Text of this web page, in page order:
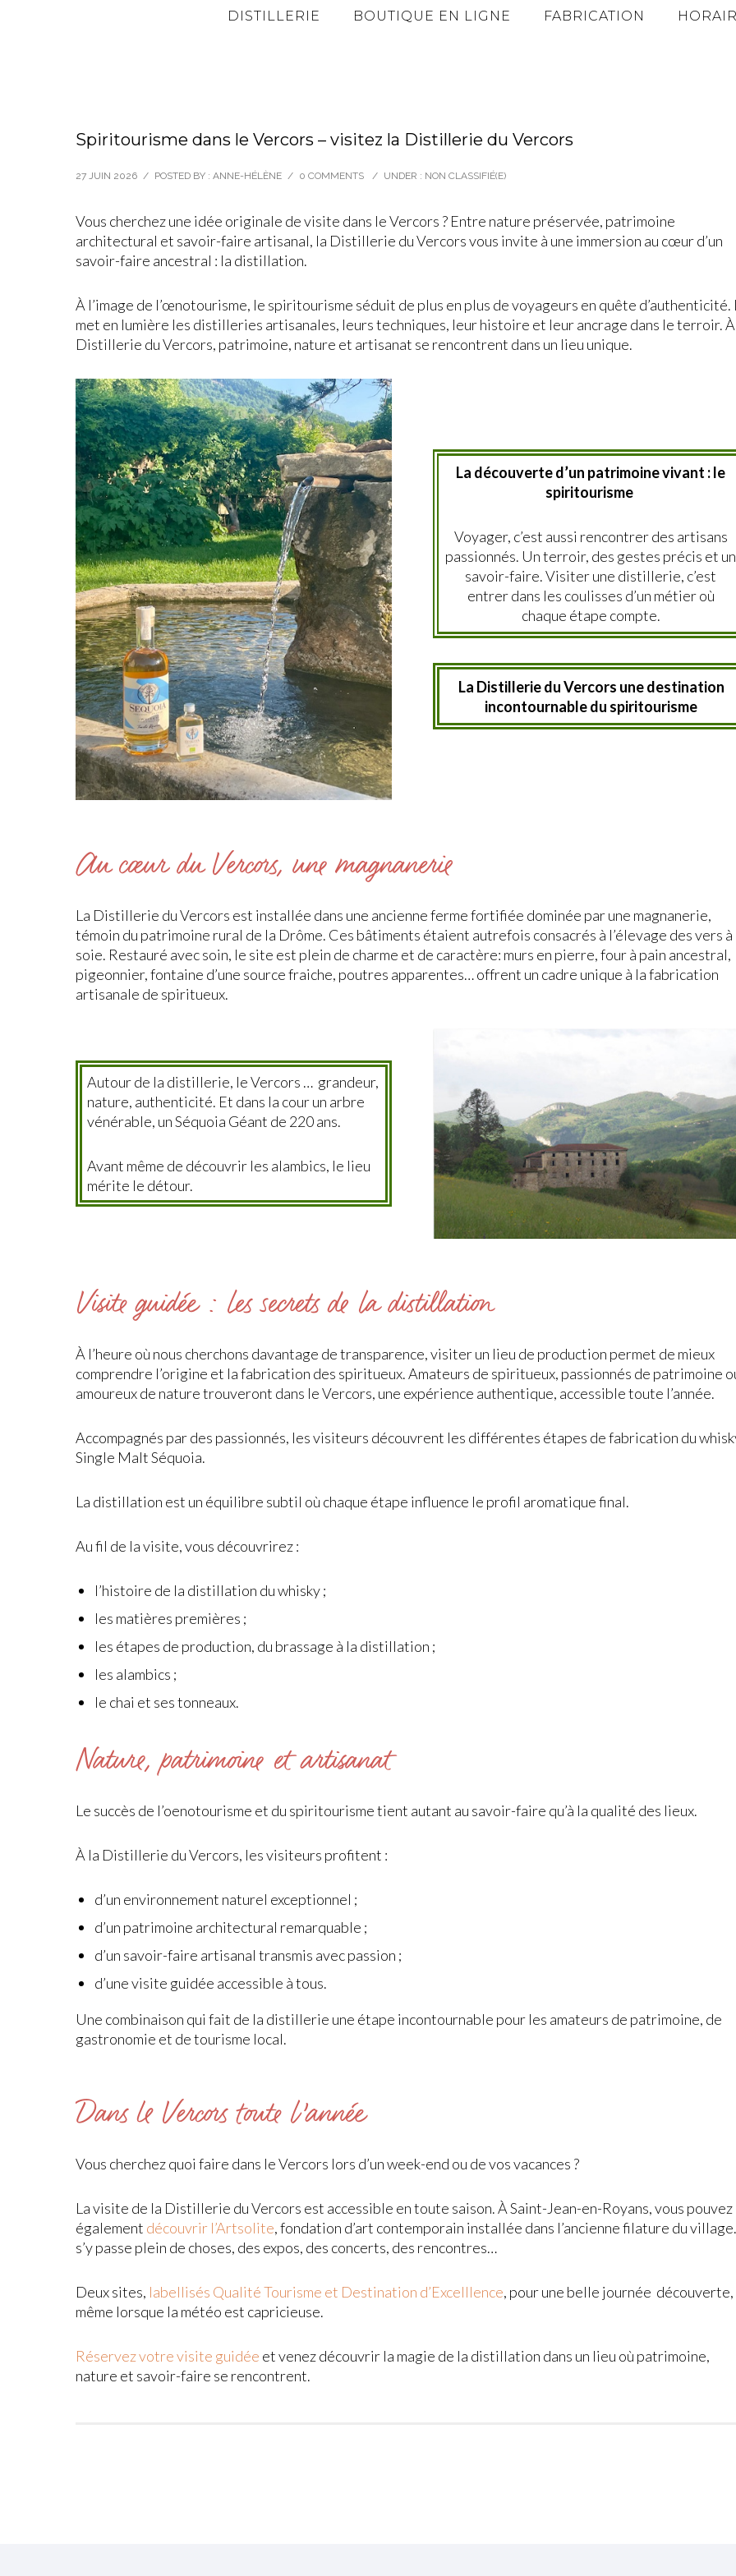
DISTILLERIE BOUTIQUE EN LIGNE FABRICATION
Spiritourisme dans le Vercors – visitez la Distillerie du Vercors
27 JUIN 2026 / POSTED BY : ANNE-HÉLÈNE / 0 COMMENTS / UNDER : NON CLASSIFIÉ(E)
Vous cherchez une idée originale de visite dans le Vercors ? Entre nature préservée, patrimoine
architectural et savoir-faire artisanal, la Distillerie du Vercors vous invite à une immersion au cœur d’un
savoir-faire ancestral : la distillation.
À l’image de l’œnotourisme, le spiritourisme séduit de plus en plus de voyageurs en quête d’authenticité.
met en lumière les distilleries artisanales, leurs techniques, leur histoire et leur ancrage dans le terroir.
Distillerie du Vercors, patrimoine, nature et artisanat se rencontrent dans un lieu unique.
La découverte d’un patrimoine vivant : le
spiritourisme
Voyager, c’est aussi rencontrer des artisans
passionnés. Un terroir, des gestes précis et un
savoir-faire. Visiter une distillerie, c’est
entrer dans les coulisses d’un métier où
chaque étape compte.
La Distillerie du Vercors une destination
incontournable du spiritourisme
Au cœur du Vercors, une magnanerie
La Distillerie du Vercors est installée dans une ancienne ferme fortifiée dominée par une magnanerie,
témoin du patrimoine rural de la Drôme. Ces bâtiments étaient autrefois consacrés à l’élevage des vers à
soie. Restauré avec soin, le site est plein de charme et de caractère: murs en pierre, four à pain ancestral,
pigeonnier, fontaine d’une source fraiche, poutres apparentes… offrent un cadre unique à la fabrication
artisanale de spiritueux.
Autour de la distillerie, le Vercors … grandeur,
nature, authenticité. Et dans la cour un arbre
vénérable, un Séquoia Géant de 220 ans.
Avant même de découvrir les alambics, le lieu
mérite le détour.
Visite guidée : les secrets de la distillation
À l’heure où nous cherchons davantage de transparence, visiter un lieu de production permet de mieux
comprendre l’origine et la fabrication des spiritueux. Amateurs de spiritueux, passionnés de patrimoine
amoureux de nature trouveront dans le Vercors, une expérience authentique, accessible toute l’année.
Accompagnés par des passionnés, les visiteurs découvrent les différentes étapes de fabrication du
Single Malt Séquoia.
La distillation est un équilibre subtil où chaque étape influence le profil aromatique final.
Au fil de la visite, vous découvrirez :
l’histoire de la distillation du whisky ;
les matières premières ;
les étapes de production, du brassage à la distillation ;
les alambics ;
le chai et ses tonneaux.
Nature, patrimoine et artisanat
Le succès de l’oenotourisme et du spiritourisme tient autant au savoir-faire qu’à la qualité des lieux.
À la Distillerie du Vercors, les visiteurs profitent :
d’un environnement naturel exceptionnel ;
d’un patrimoine architectural remarquable ;
d’un savoir-faire artisanal transmis avec passion ;
d’une visite guidée accessible à tous.
Une combinaison qui fait de la distillerie une étape incontournable pour les amateurs de patrimoine, de
gastronomie et de tourisme local.
Dans le Vercors toute l’année
Vous cherchez quoi faire dans le Vercors lors d’un week-end ou de vos vacances ?
La visite de la Distillerie du Vercors est accessible en toute saison. À Saint-Jean-en-Royans, vous pouvez
également découvrir l’Artsolite, fondation d’art contemporain installée dans l’ancienne filature du
s’y passe plein de choses, des expos, des concerts, des rencontres…
Deux sites, labellisés Qualité Tourisme et Destination d’Excelllence, pour une belle journée découverte,
même lorsque la météo est capricieuse.
Réservez votre visite guidée et venez découvrir la magie de la distillation dans un lieu où patrimoine,
nature et savoir-faire se rencontrent.